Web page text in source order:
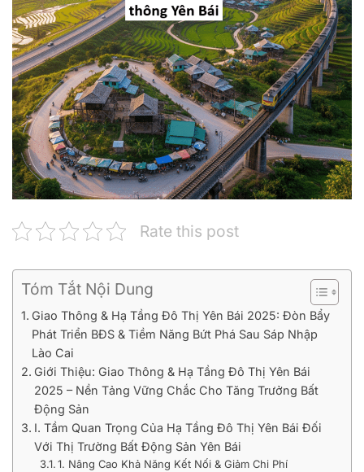
Rate this post
Tóm Tắt Nội Dung
Giao Thông & Hạ Tầng Đô Thị Yên Bái 2025: Đòn Bẩy
Phát Triển BĐS & Tiềm Năng Bứt Phá Sau Sáp Nhập
Lào Cai
Giới Thiệu: Giao Thông & Hạ Tầng Đô Thị Yên Bái
2025 – Nền Tảng Vững Chắc Cho Tăng Trưởng Bất
Động Sản
I. Tầm Quan Trọng Của Hạ Tầng Đô Thị Yên Bái Đối
Với Thị Trường Bất Động Sản Yên Bái
1. Nâng Cao Khả Năng Kết Nối & Giảm Chi Phí